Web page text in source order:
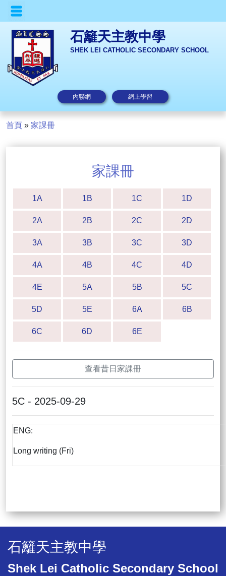
石籬天主教中學
SHEK LEI CATHOLIC SECONDARY SCHOOL
內聯網 網上學習
首頁 » 家課冊
家課冊
1A 1B 1C 1D
2A 2B 2C 2D
3A 3B 3C 3D
4A 4B 4C 4D
4E 5A 5B 5C
5D 5E 6A 6B
6C 6D 6E
查看昔日家課冊
5C - 2025-09-29
ENG:
Long writing (Fri)
石籬天主教中學
Shek Lei Catholic Secondary School